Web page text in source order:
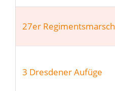
27er Regimentsmarsch
3 Dresdener Aufüge